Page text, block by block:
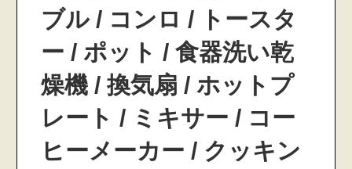
ブル / コンロ / トースタ
ー / ポット / 食器洗い乾
燥機 / 換気扇 / ホットプ
レート / ミキサー / コー
ヒーメーカー / クッキン